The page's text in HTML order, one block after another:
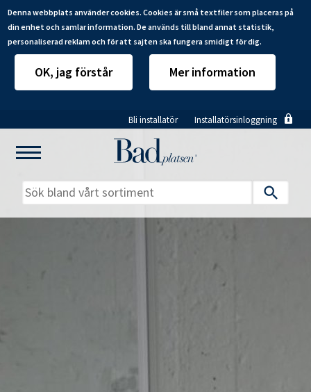
Denna webbplats använder cookies. Cookies är små textfiler som placeras på
din enhet och samlar information. De används till bland annat statistik,
personaliserad reklam och för att sajten ska fungera smidigt för dig.
OK, jag förstår Mer information
till
huvudinnehåll
Bli installatör Installatörsinloggning